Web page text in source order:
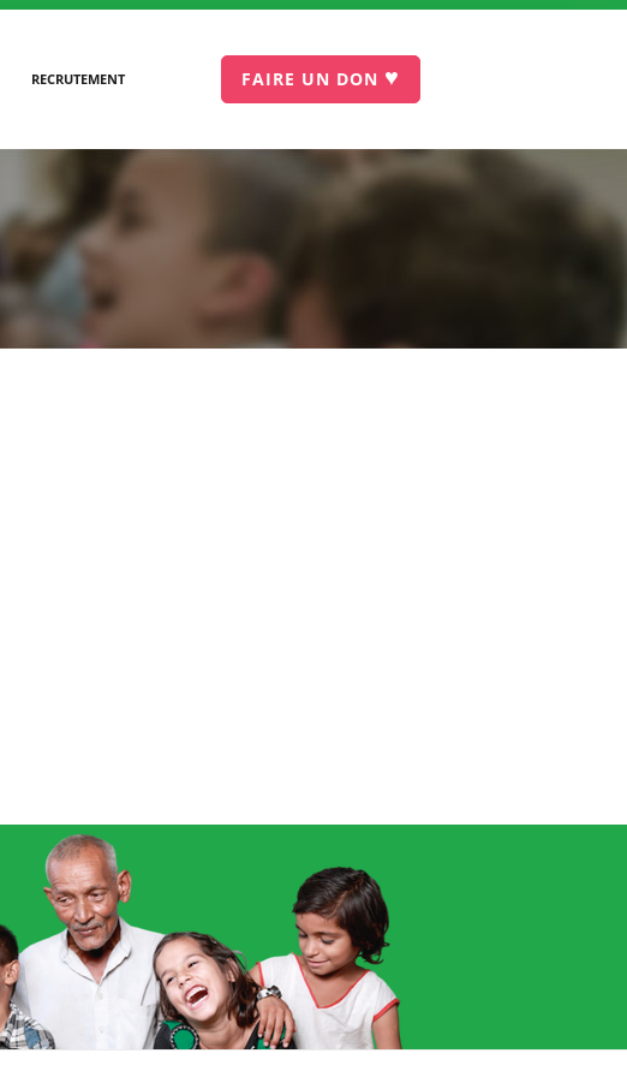
RECRUTEMENT FAIRE UN DON ♥